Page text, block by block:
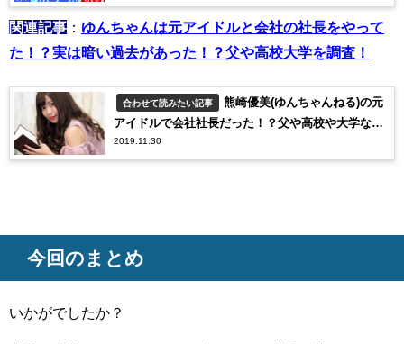
関連記事 ： ゆんちゃんは元アイドルと会社の社長をやって
た！？実は暗い過去があった！？父や高校大学を調査！
合わせて読みたい記事
熊崎優美(ゆんちゃんねる)の元
アイドルで会社社長だった！？父や高校や大学など
経歴を調査！
2019.11.30
今回のまとめ
いかがでしたか？